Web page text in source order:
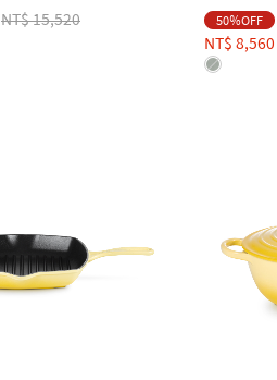
Price reduced from
NT$ 15,520to
50％OFF
NT$ 8,560